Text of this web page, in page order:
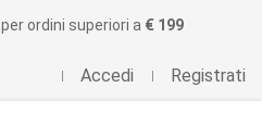
per ordini superiori a € 199
Accedi Registrati